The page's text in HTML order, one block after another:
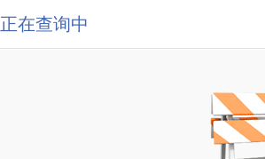
正在查询中